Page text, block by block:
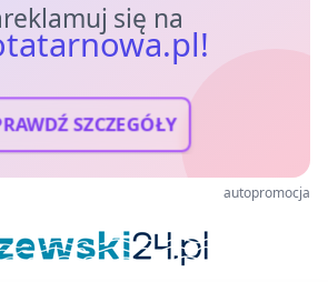
się na
SZCZEGÓŁY
autopromocja